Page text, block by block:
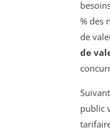
% des
de
de
public